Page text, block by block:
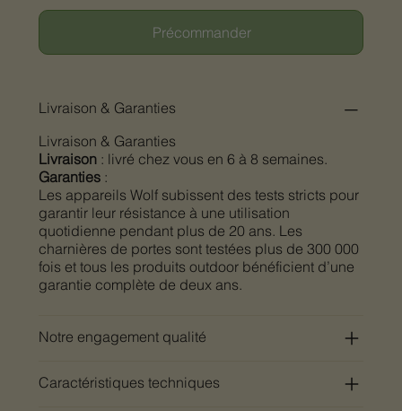
Précommander
Livraison & Garanties
Livraison & Garanties
Livraison: livré chez vous en 6 à 8 semaines.
Garanties:
Les appareils Wolf subissent des tests stricts pour
garantir leur résistance à une utilisation
quotidienne pendant plus de 20 ans. Les
charnières de portes sont testées plus de 300 000
fois et tous les produits outdoor bénéficient d’une
garantie complète de deux ans.
Notre engagement qualité
Caractéristiques techniques